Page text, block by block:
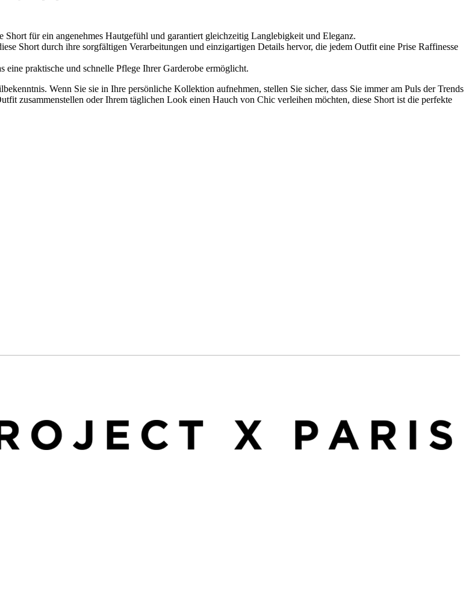
Short für ein angenehmes Hautgefühl und garantiert gleichzeitig Langlebigkeit und Eleganz.
Short durch ihre sorgfältigen Verarbeitungen und einzigartigen Details hervor, die jedem Outfit eine Prise Raffinesse
praktische und schnelle Pflege Ihrer Garderobe ermöglicht.
Wenn Sie sie in Ihre persönliche Kollektion aufnehmen, stellen Sie sicher, dass Sie immer am Puls der Trends
zusammenstellen oder Ihrem täglichen Look einen Hauch von Chic verleihen möchten, diese Short ist die perfekte